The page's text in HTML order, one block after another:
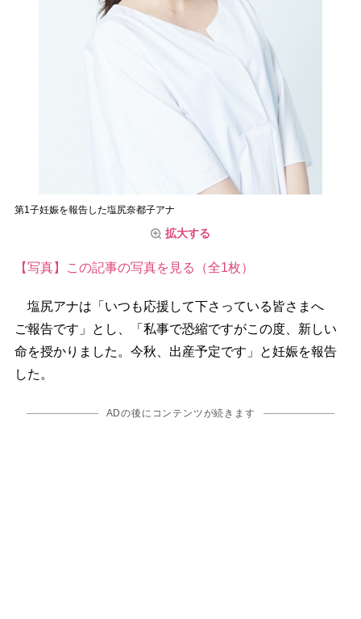
第1子妊娠を報告した塩尻奈都子アナ
拡大する
【写真】この記事の写真を見る（全1枚）
塩尻アナは「いつも応援して下さっている皆さまへ
ご報告です」とし、「私事で恐縮ですがこの度、新しい
命を授かりました。今秋、出産予定です」と妊娠を報告
した。
ADの後にコンテンツが続きます